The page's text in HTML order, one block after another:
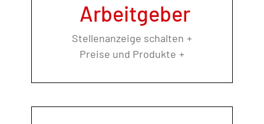
Arbeitgeber
Stellenanzeige schalten
Preise und Produkte